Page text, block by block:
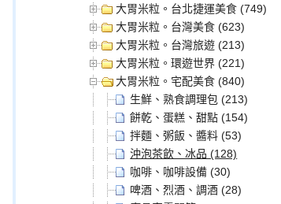
大胃米粒。台北捷運美食 (749)
大胃米粒。台灣美食 (623)
大胃米粒。台灣旅遊 (213)
大胃米粒。環遊世界 (221)
大胃米粒。宅配美食 (840)
生鮮、熟食調理包 (213)
餅乾、蛋糕、甜點 (154)
拌麵、粥飯、醬料 (53)
沖泡茶飲、冰品 (128)
咖啡、咖啡設備 (30)
啤酒、烈酒、調酒 (28)